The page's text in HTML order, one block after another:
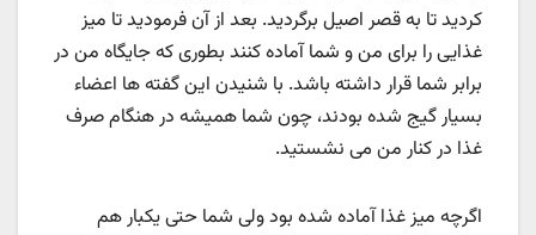
کردید تا به قصر اصیل برگردید. بعد از آن فرمودید تا میز
غذایی را برای من و شما آماده کنند بطوری که جایگاه من در
برابر شما قرار داشته باشد. با شنیدن این گفته ها اعضاء
بسیار گیج شده بودند، چون شما همیشه در هنگام صرف
غذا در کنار من می نشستید.
اگرچه میز غذا آماده شده بود ولی شما حتی یکبار هم